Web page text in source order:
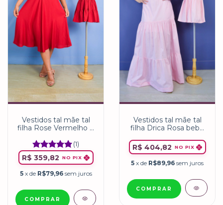
Vestidos tal mãe tal
filha Rose Vermelho e
(1)
R$ 359,82 NO PIX
5 x de R$79,96 sem juros
COMPRAR
Vestidos tal mãe tal
filha Drica Rosa bebê
R$ 404,82
NO PIX
5 x de R$89,96 sem juros
COMPRAR